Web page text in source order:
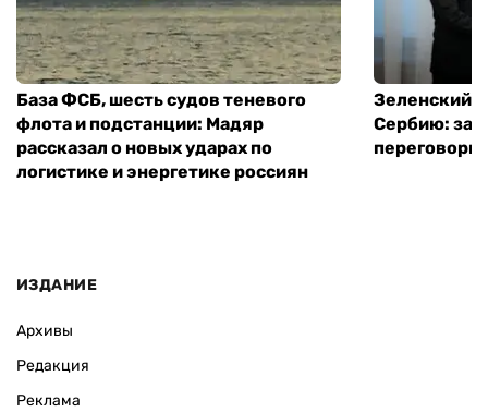
База ФСБ, шесть судов теневого
флота и подстанции: Мадяр
рассказал о новых ударах по
логистике и энергетике россиян
Зеленский
Сербию:
переговоры
ИЗДАНИЕ
Архивы
Редакция
Реклама